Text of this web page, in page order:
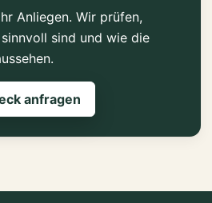
Anliegen. Wir prüfen,
sind und wie die
anfragen